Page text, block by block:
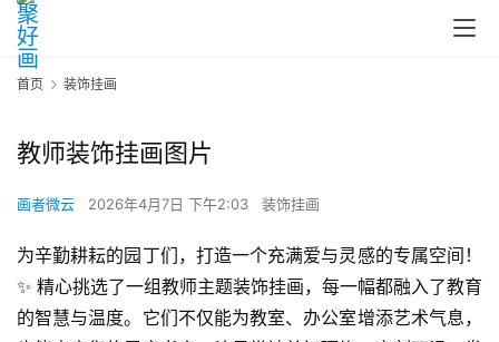
首页 装饰挂画
教师装饰挂画图片
画者微云 2026年4月7日 下午2:03 装饰挂画
为辛勤耕耘的园丁们，打造一个充满爱与灵感的专属空间！
✨ 精心挑选了一组教师主题装饰挂画，每一幅都融入了教育
的智慧与温度。它们不仅能为教室、办公室增添艺术气息，